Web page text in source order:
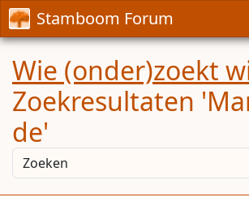
Stamboom Forum
Wie (onder)zoekt
Zoekresultaten
de'